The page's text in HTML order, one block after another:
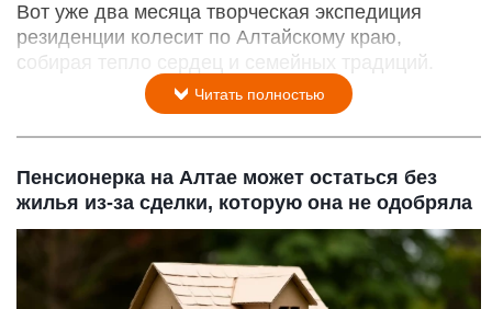
Вот уже два месяца творческая экспедиция
резиденции колесит по Алтайскому краю,
собирая тепло сердец и семейных традиций.
Читать полностью
Пенсионерка на Алтае может остаться без
жилья из-за сделки, которую она не одобряла